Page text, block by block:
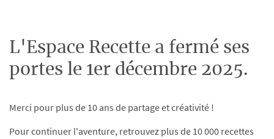
L'Espace Recette a fermé ses
portes le 1er décembre 2025.
Merci pour plus de 10 ans de partage et créativité !
Pour continuer l'aventure, retrouvez plus de 10 000 recettes